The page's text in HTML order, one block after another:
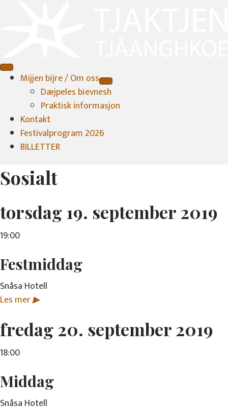
Mijjen bïjre / Om oss
Dæjpeles bïevnesh
Praktisk informasjon
Kontakt
Festivalprogram 2026
BILLETTER
Sosialt
torsdag 19. september 2019
19:00
Festmiddag
Snåsa Hotell
Les mer▶
fredag 20. september 2019
18:00
Middag
Snåsa Hotell